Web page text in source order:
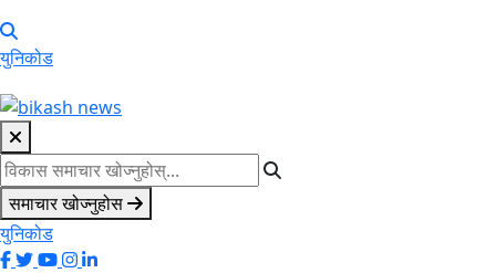
युनिकोड
समाचार खोज्नुहोस
युनिकोड